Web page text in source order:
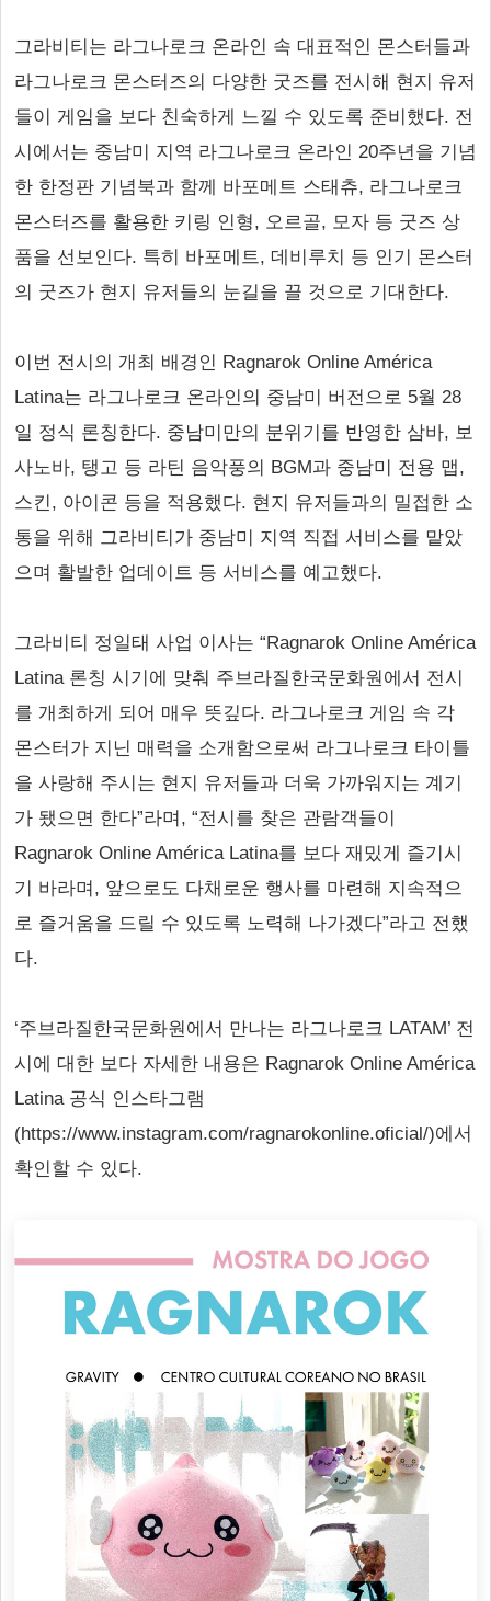
그라비티는 라그나로크 온라인 속 대표적인 몬스터들과
라그나로크 몬스터즈의 다양한 굿즈를 전시해 현지 유저
들이 게임을 보다 친숙하게 느낄 수 있도록 준비했다. 전
시에서는 중남미 지역 라그나로크 온라인 20주년을 기념
한 한정판 기념북과 함께 바포메트 스태츄, 라그나로크
몬스터즈를 활용한 키링 인형, 오르골, 모자 등 굿즈 상
품을 선보인다. 특히 바포메트, 데비루치 등 인기 몬스터
의 굿즈가 현지 유저들의 눈길을 끌 것으로 기대한다.
이번 전시의 개최 배경인 Ragnarok Online América
Latina는 라그나로크 온라인의 중남미 버전으로 5월 28
일 정식 론칭한다. 중남미만의 분위기를 반영한 삼바, 보
사노바, 탱고 등 라틴 음악풍의 BGM과 중남미 전용 맵,
스킨, 아이콘 등을 적용했다. 현지 유저들과의 밀접한 소
통을 위해 그라비티가 중남미 지역 직접 서비스를 맡았
으며 활발한 업데이트 등 서비스를 예고했다.
그라비티 정일태 사업 이사는 “Ragnarok Online América
Latina 론칭 시기에 맞춰 주브라질한국문화원에서 전시
를 개최하게 되어 매우 뜻깊다. 라그나로크 게임 속 각
몬스터가 지닌 매력을 소개함으로써 라그나로크 타이틀
을 사랑해 주시는 현지 유저들과 더욱 가까워지는 계기
가 됐으면 한다”라며, “전시를 찾은 관람객들이
Ragnarok Online América Latina를 보다 재밌게 즐기시
기 바라며, 앞으로도 다채로운 행사를 마련해 지속적으
로 즐거움을 드릴 수 있도록 노력해 나가겠다”라고 전했
다.
‘주브라질한국문화원에서 만나는 라그나로크 LATAM’ 전
시에 대한 보다 자세한 내용은 Ragnarok Online América
Latina 공식 인스타그램
(https://www.instagram.com/ragnarokonline.oficial/)에서
확인할 수 있다.